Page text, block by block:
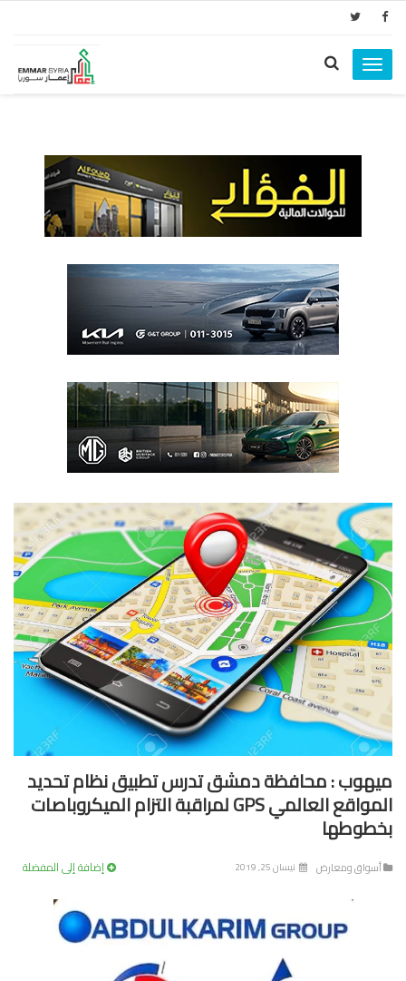
Toggle
navigation
: محافظة دمشق تدرس تطبيق نظام تحديد
المواقع العالمي GPS لمراقبة التزام الميكروباصات
ومعارض نيسان 25, 2019 إضافة إلى المفضلة